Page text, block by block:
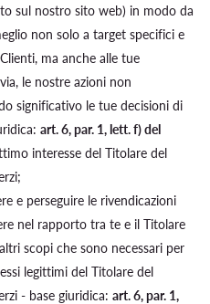
sul nostro sito web) in modo da
non solo a target specifici e
ma anche alle tue
le nostre azioni non
significativo le tue decisioni di
art. 6, par. 1, lett. f) del
interesse del Titolare del
e perseguire le rivendicazioni
nel rapporto tra te e il Titolare
scopi che sono necessari per
legittimi del Titolare del
- base giuridica: art. 6, par. 1,